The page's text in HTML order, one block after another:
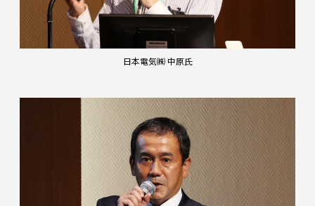
日本電気㈱ 中原氏